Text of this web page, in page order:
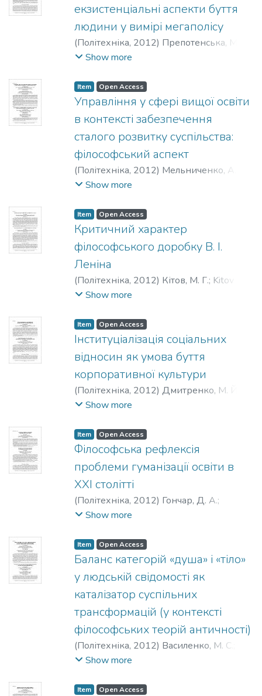
екзистенціальні аспекти буття
людини у вимірі мегаполісу
(Політехніка, 2012) Препотенська, М. П.
Prepotenska, М. P.
Show more
Item Open Access
Управління у сфері вищої освіти
в контексті забезпечення
сталого розвитку суспільства:
філософський аспект
(Політехніка, 2012) Мельниченко, А. А.
Тютюннікова, М. М.
Show more
Item Open Access
Критичний характер
філософського доробку В. І.
Леніна
(Політехніка, 2012) Кітов, М. Г.; Kitov М.
H. Show more
Item Open Access
Інституціалізація соціальних
відносин як умова буття
корпоративної культури
(Політехніка, 2012) Дмитренко, М. Й.
Dmytrenko, М. J.
Show more
Item Open Access
Філософська рефлексія
проблеми гуманізації освіти в
XXI столітті
(Політехніка, 2012) Гончар, Д. А.;
Gonchar, D. А.
Show more
Item Open Access
Баланс категорій «душа» і «тіло»
у людській свідомості як
каталізатор суспільних
трансформацій (у контексті
філософських теорій античності)
(Політехніка, 2012) Василенко, М. С.
Тургенєва, О. Ю.
Show more
Item Open Access